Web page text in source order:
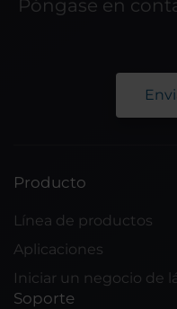
Póngase en
Producto
Línea de productos
Aplicaciones
Iniciar un negocio de
Soporte